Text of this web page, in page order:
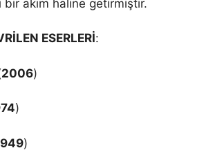
bir akım haline getirmiştir.
ESERLERİ:
2006)
)
)